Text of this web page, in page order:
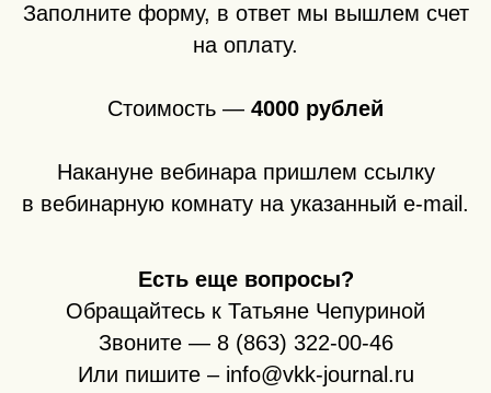
Заполните форму, в ответ мы вышлем счет
на оплату.
Стоимость — 4000 рублей
Накануне вебинара пришлем ссылку
в вебинарную комнату на указанный e-mail.
Есть еще вопросы?
Обращайтесь к Татьяне Чепуриной
Звоните — 8 (863) 322-00-46
Или пишите – info@vkk-journal.ru